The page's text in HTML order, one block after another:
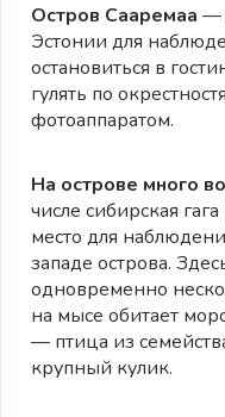
Остров Сааремаа —
Эстонии для
остановиться в
гулять по
фотоаппаратом.
На острове много
числе сибирская
место для
западе острова.
одновременно
на мысе обитает
— птица из
крупный кулик.